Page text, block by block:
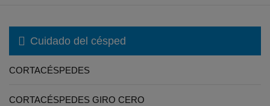
Cuidado del césped
CORTACÉSPEDES
CORTACÉSPEDES GIRO CERO